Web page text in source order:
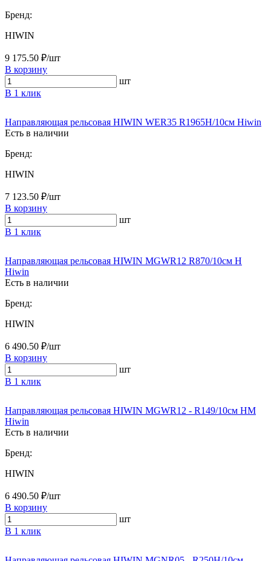
Бренд:
HIWIN
9 175.50 ₽/шт
В корзину
шт
В 1 клик
Направляющая рельсовая HIWIN WER35 R1965H/10см Hiwin
Есть в наличии
Бренд:
HIWIN
7 123.50 ₽/шт
В корзину
шт
В 1 клик
Направляющая рельсовая HIWIN MGWR12 R870/10см H
Hiwin
Есть в наличии
Бренд:
HIWIN
6 490.50 ₽/шт
В корзину
шт
В 1 клик
Направляющая рельсовая HIWIN MGWR12 - R149/10см HM
Hiwin
Есть в наличии
Бренд:
HIWIN
6 490.50 ₽/шт
В корзину
шт
В 1 клик